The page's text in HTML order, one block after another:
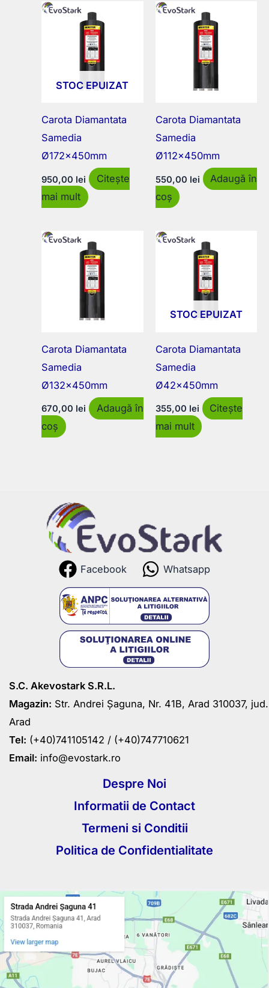
STOC EPUIZAT
Carota Diamantata
Samedia
Ø172x450mm
950,00 lei
Citește
mai mult
Carota Diamantata
Samedia
Ø112x450mm
550,00 lei
Adaugă în
coș
Carota Diamantata
Samedia
Ø132x450mm
670,00 lei
Adaugă în
coș
STOC EPUIZAT
Carota Diamantata
Samedia
Ø42x450mm
355,00 lei
Citește
mai mult
Facebook Whatsapp
S.C. Akevostark S.R.L.
Magazin: Str. Andrei Șaguna, Nr. 41B, Arad 310037, jud.
Arad
Tel: (+40)741105142 / (+40)747710621
Email: info@evostark.ro
Despre Noi
Informatii de Contact
Termeni si Conditii
Politica de Confidentialitate